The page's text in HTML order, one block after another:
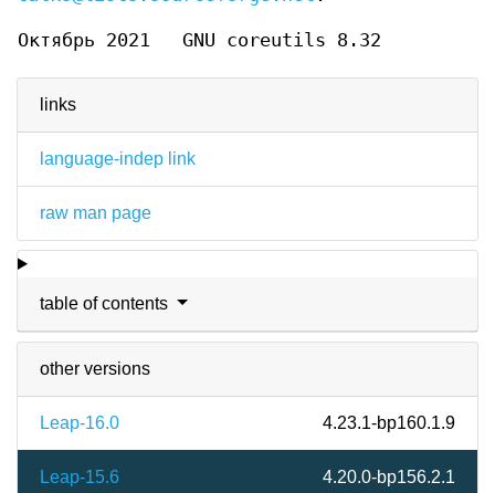
links
language-indep link
raw man page
table of contents
other versions
Leap-16.0 4.23.1-bp160.1.9
Leap-15.6 4.20.0-bp156.2.1
Октябрь 2021 GNU coreutils 8.32